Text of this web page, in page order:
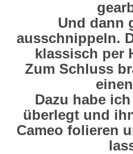
Und dann
ausschnippeln.
klassisch per
Zum Schluss
Dazu habe
überlegt und
Cameo folieren